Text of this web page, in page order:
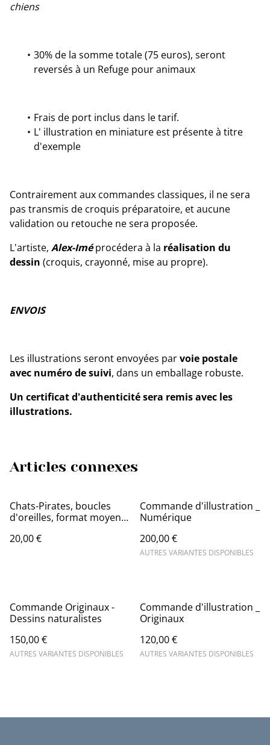
chiens
30% de la somme totale (75 euros), seront
reversés à un Refuge pour animaux
Frais de port inclus dans le tarif.
L' illustration en miniature est présente à titre
d'exemple
Contrairement aux commandes classiques, il ne sera
pas transmis de croquis préparatoire, et aucune
validation ou retouche ne sera proposée.
L'artiste, Alex-Iméprocédera à la réalisation du
dessin (croquis, crayonné, mise au propre).
ENVOIS
Les illustrations seront envoyées parvoie postale
avec numéro de suivi, dans un emballage robuste.
Un certificat d'authenticité sera remis avec les
illustrations.
Articles connexes
Chats-Pirates, boucles
d'oreilles, format moyen,
20,00 €
Commande d'illustration _
Numérique
200,00 €
AUTRES VARIANTES DISPONIBLES
Commande Originaux -
Dessins naturalistes
150,00 €
AUTRES VARIANTES DISPONIBLES
Commande d'illustration _
Originaux
120,00 €
AUTRES VARIANTES DISPONIBLES